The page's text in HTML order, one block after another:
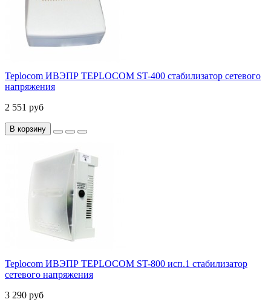
Teplocom ИВЭПР TEPLOCOM ST-400 стабилизатор сетевого
напряжения
2 551 руб
В корзину
Teplocom ИВЭПР TEPLOCOM ST-800 исп.1 стабилизатор
сетевого напряжения
3 290 руб